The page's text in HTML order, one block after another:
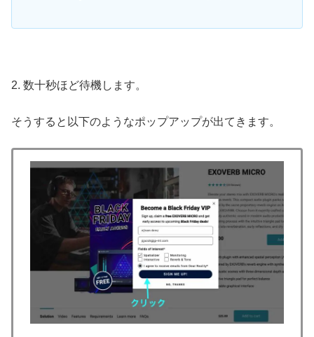
2. 数十秒ほど待機します。
そうすると以下のようなポップアップが出てきます。